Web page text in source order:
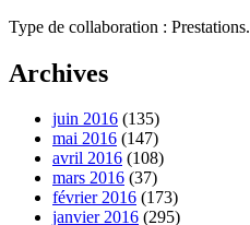
Type de collaboration : Prestations.
Archives
juin 2016 (135)
mai 2016 (147)
avril 2016 (108)
mars 2016 (37)
février 2016 (173)
janvier 2016 (295)